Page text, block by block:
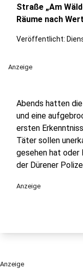
Straße „Am
Räume nach
Veröffentlicht:
Anzeige
Abends hatten
und eine
ersten
Täter sollen
gesehen hat oder
der Dürener
Anzeige
Anzeige